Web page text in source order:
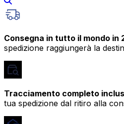
Consegna in tutto il mondo in
spedizione raggiungerà la
Tracciamento completo
tua spedizione dal ritiro alla